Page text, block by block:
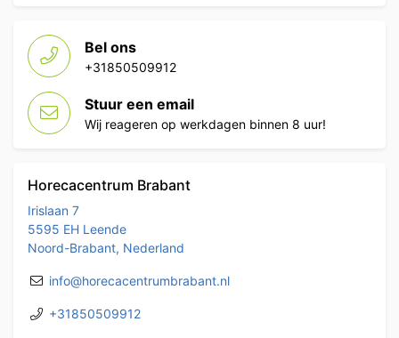
Bel ons
+31850509912
Stuur een email
Wij reageren op werkdagen binnen 8 uur!
Horecacentrum Brabant
Irislaan 7
5595 EH Leende
Noord-Brabant, Nederland
info@horecacentrumbrabant.nl
+31850509912